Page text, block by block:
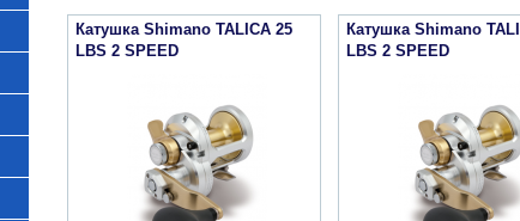
Катушка Shimano TALICA 25
LBS 2 SPEED
Катушка Shimano
LBS 2 SPEED